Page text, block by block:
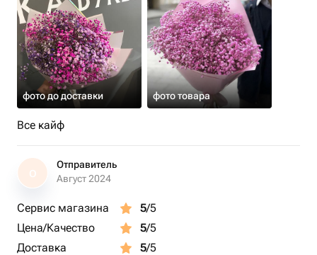
фото до доставки фото товара
Все кайф
О
Отправитель
Август 2024
Сервис магазина 5/5
Цена/Качество
5/5
Доставка
5/5